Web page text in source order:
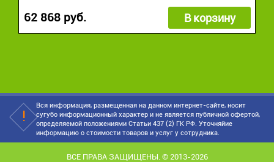
62 868 руб. В корзину
Вся информация, размещенная на данном интернет-сайте, носит
сугубо информационный характер и не является публичной офертой,
определяемой положениями Статьи 437 (2) ГК РФ. Уточняйие
информацию о стоимости товаров и услуг у сотрудника.
ВСЕ ПРАВА ЗАЩИЩЕНЫ. © 2013-2026